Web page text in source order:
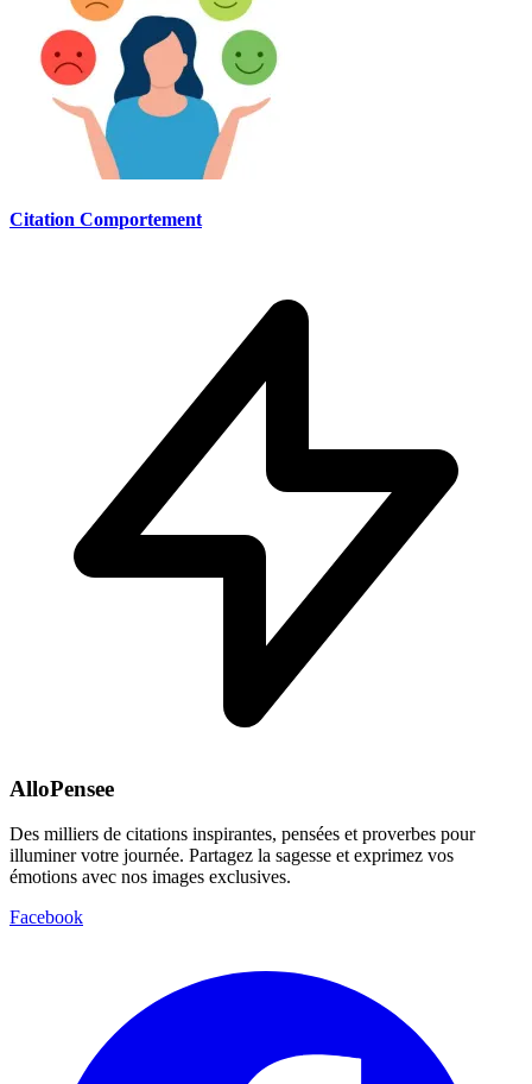
Citation Comportement
AlloPensee
Des milliers de citations inspirantes, pensées et proverbes pour
illuminer votre journée. Partagez la sagesse et exprimez vos
émotions avec nos images exclusives.
Facebook